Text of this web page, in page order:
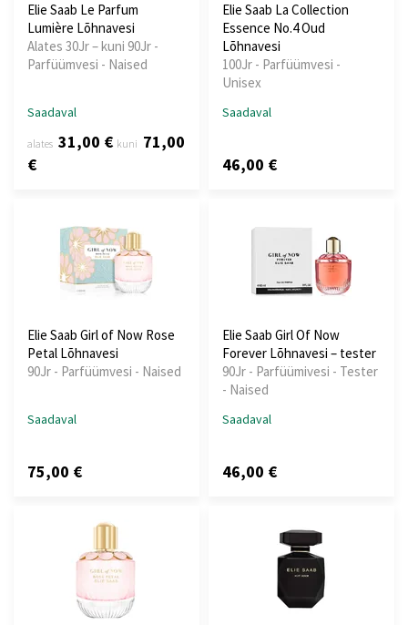
Elie Saab Le Parfum
Lumière Lõhnavesi
Alates 30Jr – kuni 90Jr -
Parfüümvesi - Naised
Saadaval
alates 31,00 € kuni 71,00
€
Elie Saab La Collection
Essence No.4 Oud
Lõhnavesi
100Jr - Parfüümvesi -
Unisex
Saadaval
46,00 €
Elie Saab Girl of Now Rose
Petal Lõhnavesi
90Jr - Parfüümvesi - Naised
Saadaval
75,00 €
Elie Saab Girl Of Now
Forever Lõhnavesi – tester
90Jr - Parfüümivesi - Tester
- Naised
Saadaval
46,00 €